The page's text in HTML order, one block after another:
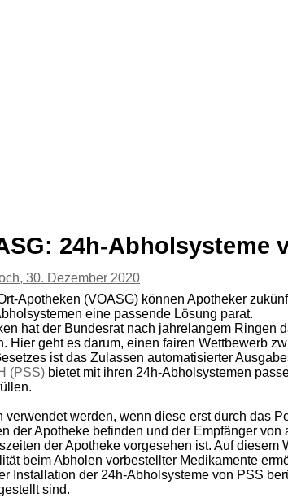
24h-Abholsysteme
30. Dezember 2020
Apotheken (VOASG) können Apotheker
eine passende Lösung parat.
hat der Bundesrat nach jahrelangem Ringen
Hier geht es darum, einen fairen Wettbewerb
ist das Zulassen automatisierter
(PSS) bietet mit ihren 24h-Abholsystemen
verwendet werden, wenn diese erst durch das
der Apotheke befinden und der Empfänger
der Apotheke vorgesehen ist. Auf diesem
beim Abholen vorbestellter Medikamente
Installation der 24h-Abholsysteme von PSS
sind.